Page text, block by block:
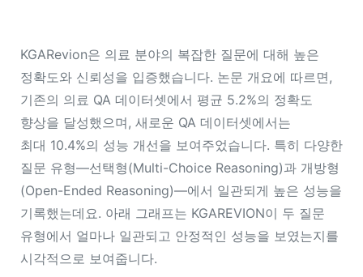
KGARevion은 의료 분야의 복잡한 질문에 대해 높은
정확도와 신뢰성을 입증했습니다. 논문 개요에 따르면,
기존의 의료 QA 데이터셋에서 평균 5.2%의 정확도
향상을 달성했으며, 새로운 QA 데이터셋에서는
최대 10.4%의 성능 개선을 보여주었습니다. 특히 다양한
질문 유형—선택형(Multi-Choice Reasoning)과 개방형
(Open-Ended Reasoning)—에서 일관되게 높은 성능을
기록했는데요. 아래 그래프는 KGAREVION이 두 질문
유형에서 얼마나 일관되고 안정적인 성능을 보였는지를
시각적으로 보여줍니다.